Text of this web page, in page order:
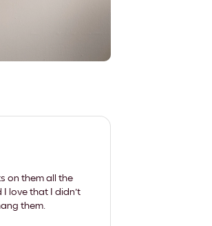
on them all the
I love that I didn't
them.